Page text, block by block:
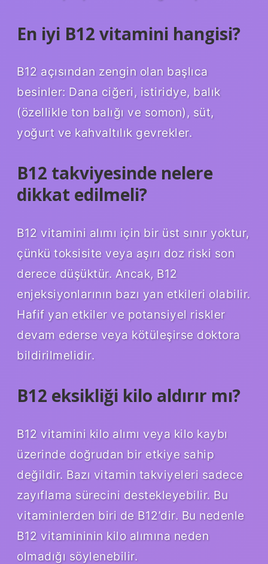
En iyi B12 vitamini hangisi?
B12 açısından zengin olan başlıca
besinler: Dana ciğeri, istiridye, balık
(özellikle ton balığı ve somon), süt,
yoğurt ve kahvaltılık gevrekler.
B12 takviyesinde nelere
dikkat edilmeli?
B12 vitamini alımı için bir üst sınır yoktur,
çünkü toksisite veya aşırı doz riski son
derece düşüktür. Ancak, B12
enjeksiyonlarının bazı yan etkileri olabilir.
Hafif yan etkiler ve potansiyel riskler
devam ederse veya kötüleşirse doktora
bildirilmelidir.
B12 eksikliği kilo aldırır mı?
B12 vitamini kilo alımı veya kilo kaybı
üzerinde doğrudan bir etkiye sahip
değildir. Bazı vitamin takviyeleri sadece
zayıflama sürecini destekleyebilir. Bu
vitaminlerden biri de B12’dir. Bu nedenle
B12 vitamininin kilo alımına neden
olmadığı söylenebilir.